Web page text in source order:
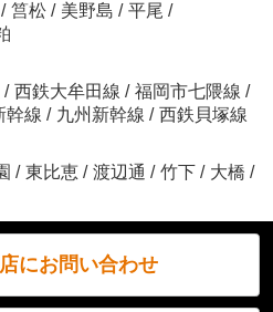
/ 筥松 / 美野島 / 平尾 /
/ 西鉄大牟田線 / 福岡市七隈線 /
幹線 / 九州新幹線 / 西鉄貝塚線
/ 東比恵 / 渡辺通 / 竹下 / 大橋 /
にお問い合わせ